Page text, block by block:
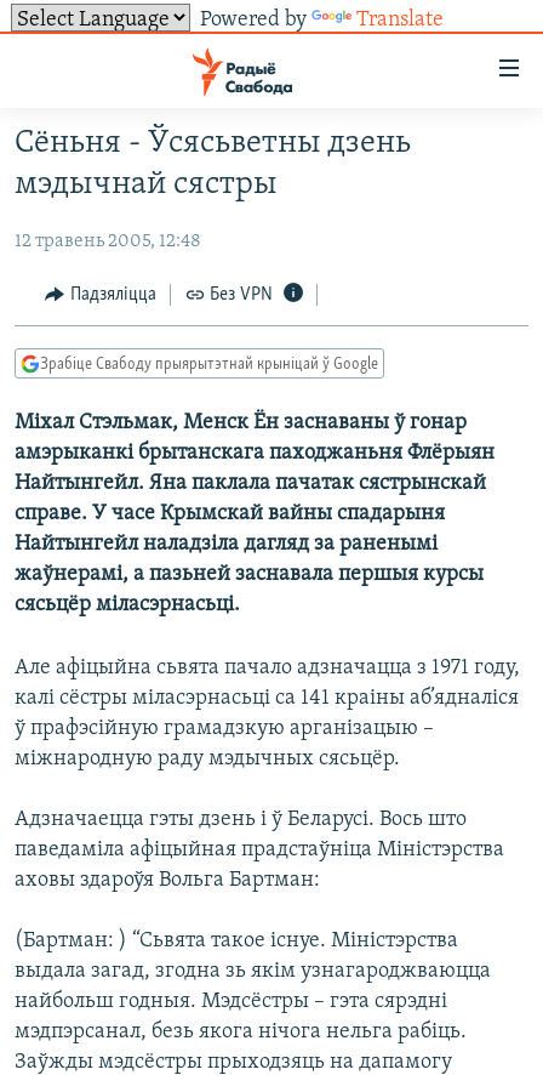
Powered by Translate
ўнівэрсальнага
доступу
да
галоўнага
Перайсьці
да
галоўнай
навігацыі
Перайсьці
да
пошуку
ВІДЭА І ФОТА
ЛЮДЗІ
ЭКАНОМІКА
ВАЙНА
БЕЛАРУСЫ НА ВАЙНЕ
ПАЛІТВЯЗЬНІ
КУЛЬТУРА
КАЛЯНДАР
ТОЛЬКІ НА СВАБОДЗЕ
ТЭСТЫ
БЛОГІ
ПАДКАСТЫ
КНІГІ
АЎДЫЁКНІГІ
PREMIUM
МОВА
НА ХВАЛЯХ СВАБОДЫ
СУВЯЗЬ
АБЫСЬЦІ БЛЯКАВАНЬНЕ
ПАДПІСАЦЦА
ПАДКАСТЫ
FACEBOOK
TWITTER
САЧЫЦЕ ЗА АБНАЎЛЕНЬНЯМІ
Усе сайты РС/РСЭ
Сёньня - Ўсясьветны дзень
мэдычнай сястры
12 травень 2005, 12:48
Падзяліцца Без VPN
Зрабіце Свабоду прыярытэтнай крыніцай ў Google
Міхал Стэльмак, Менск Ён заснаваны ў гонар
амэрыканкі брытанскага паходжаньня Флёрыян
Найтынгейл. Яна паклала пачатак сястрынскай
справе. У часе Крымскай вайны спадарыня
Найтынгейл наладзіла дагляд за раненымі
жаўнерамі, а пазьней заснавала першыя курсы
сясьцёр міласэрнасьці.
Але афіцыйна сьвята пачало адзначацца з 1971 году,
калі сёстры міласэрнасьці са 141 краіны аб’ядналіся
ў прафэсійную грамадзкую арганізацыю –
міжнародную раду мэдычных сясьцёр.
Адзначаецца гэты дзень і ў Беларусі. Вось што
паведаміла афіцыйная прадстаўніца Міністэрства
аховы здароўя Вольга Бартман:
(Бартман: ) “Сьвята такое існуе. Міністэрства
выдала загад, згодна зь якім узнагароджваюцца
найбольш годныя. Мэдсёстры – гэта сярэдні
мэдпэрсанал, безь якога нічога нельга рабіць.
Заўжды мэдсёстры прыходзяць на дапамогу